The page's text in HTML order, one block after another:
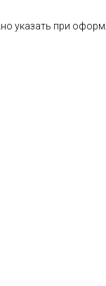
указать при